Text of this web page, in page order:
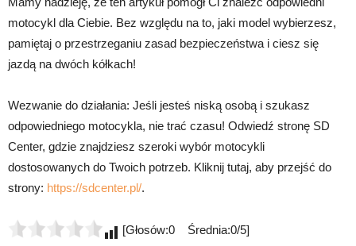
motocykl dla Ciebie. Bez względu na to, jaki model wybierzesz,
pamiętaj o przestrzeganiu zasad bezpieczeństwa i ciesz się
jazdą na dwóch kółkach!
Wezwanie do działania: Jeśli jesteś niską osobą i szukasz
odpowiedniego motocykla, nie trać czasu! Odwiedź stronę SD
Center, gdzie znajdziesz szeroki wybór motocykli
dostosowanych do Twoich potrzeb. Kliknij tutaj, aby przejść do
strony: https://sdcenter.pl/.
[Głosów:0 Średnia:0/5]